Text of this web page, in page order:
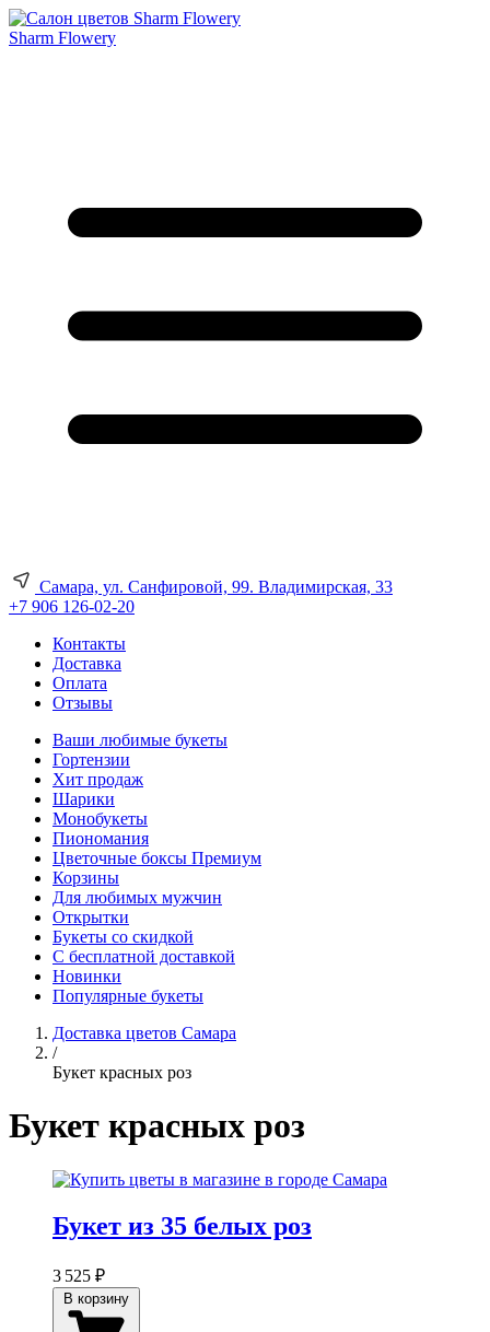
Sharm Flowery
Самара, ул. Санфировой, 99. Владимирская, 33
+7 906 126-02-20
Контакты
Доставка
Оплата
Отзывы
Ваши любимые букеты
Гортензии
Хит продаж
Шарики
Монобукеты
Пиономания
Цветочные боксы Премиум
Корзины
Для любимых мужчин
Открытки
Букеты со скидкой
С бесплатной доставкой
Новинки
Популярные букеты
Доставка цветов Самара
/
Букет красных роз
Букет красных роз
Букет из 35 белых роз
3 525 ₽